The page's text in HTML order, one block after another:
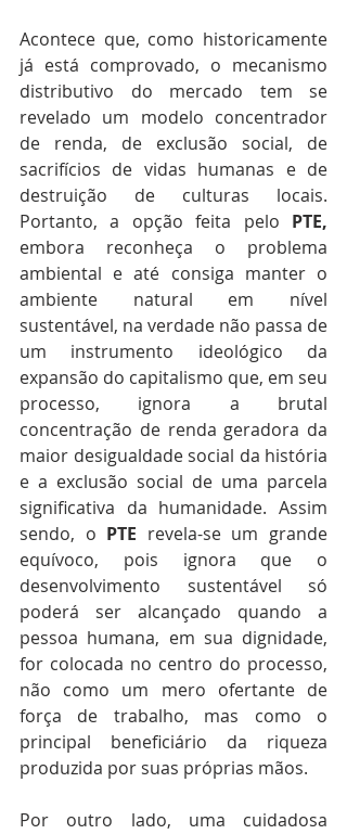
Acontece que, como historicamente
já está comprovado, o mecanismo
distributivo do mercado tem se
revelado um modelo concentrador
de renda, de exclusão social, de
sacrifícios de vidas humanas e de
destruição de culturas locais.
Portanto, a opção feita pelo
embora reconheça o problema
ambiental e até consiga manter o
ambiente natural em nível
sustentável, na verdade não passa de
um instrumento ideológico da
expansão do capitalismo que, em seu
processo, ignora a brutal
concentração de renda geradora da
maior desigualdade social da história
e a exclusão social de uma parcela
significativa da humanidade. Assim
sendo, o PTE revela-se um grande
equívoco, pois ignora que o
desenvolvimento sustentável só
poderá ser alcançado quando a
pessoa humana, em sua dignidade,
for colocada no centro do processo,
não como um mero ofertante de
força de trabalho, mas como o
principal beneficiário da riqueza
produzida por suas próprias mãos.
Por outro lado, uma cuidadosa